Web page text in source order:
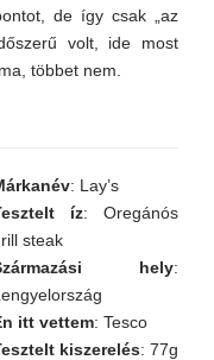
de így csak „az
volt, ide most
többet nem.
: Lay’s
íz: Oregánós
steak
hely:
itt vettem: Tesco
kiszerelés: 77g